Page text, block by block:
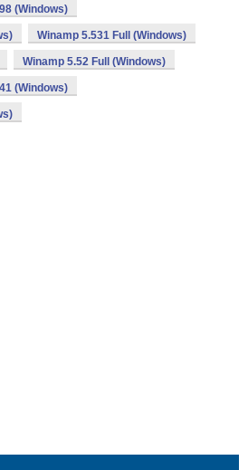
(Windows)
Winamp 5.531 Full (Windows)
Winamp 5.52 Full (Windows)
(Windows)